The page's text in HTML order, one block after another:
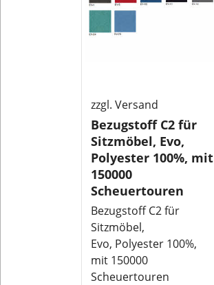
zzgl. Versand
Bezugstoff C2 für
Sitzmöbel, Evo,
Polyester 100%, mit
150000
Scheuertouren
Bezugstoff C2 für
Sitzmöbel,
Evo, Polyester 100%,
mit 150000
Scheuertouren